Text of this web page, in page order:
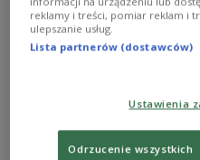
mówiła o
Europy:Ludzie będą
niezależnie od tego, czy
silnym orędownikiem
mocny głos
w szukaniu sposobu na
reklamy i treści, pomiar reklam i
ulepszanie usług.
Lista partnerów (dostawców)
Ustawienia
Odrzucenie wszystkich